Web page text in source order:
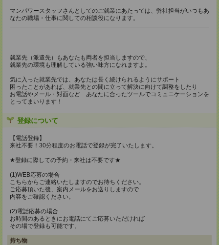
マンパワースタッフさんとしてのご就業にあたっては、弊社担当がいつもあ
なたの職場・仕事に関しての相談役になります。
就業先（派遣先）もあなたも両者を担当しますので、
就業先の環境も理解している強い味方になれますよ。
気に入った就業先では、あなたは長く続けられるようにサポート
困ったことがあれば、就業先との間に立って解決に向けて調整をしたり
お電話やメール・対面など あなたに合ったツールでコミュニケーションを
とってまいります！
登録について
【電話登録】
来社不要！30分程度のお電話で登録が完了いたします。
★登録に際しての予約・来社は不要です★
(1)WEB応募の場合
こちらからご連絡いたしますのでお待ちください。
ご応募頂いた後、案内メールをお送りしますので
内容をご確認ください。
(2)電話応募の場合
お時間のあるときにお電話にてご応募いただければ
その場で登録も可能です。
持ち物